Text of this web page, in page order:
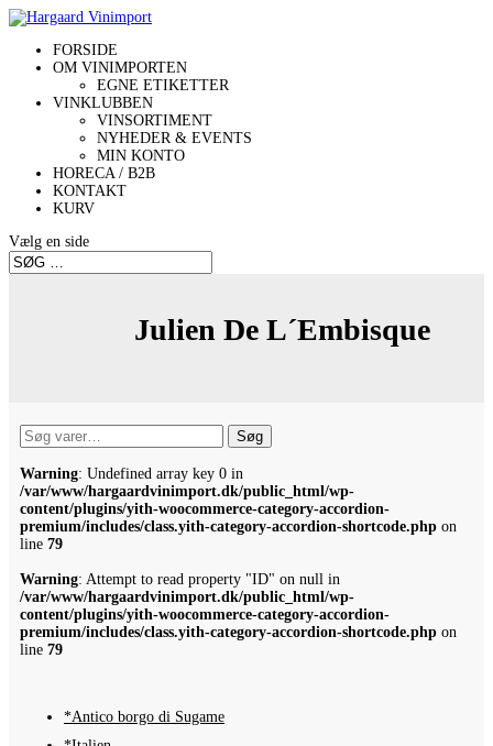
FORSIDE
OM VINIMPORTEN
EGNE ETIKETTER
VINKLUBBEN
VINSORTIMENT
NYHEDER & EVENTS
MIN KONTO
HORECA / B2B
KONTAKT
KURV
Vælg en side
Julien De L´Embisque
Søg
efter:
Søg
Warning: Undefined array key 0 in
/var/www/hargaardvinimport.dk/public_html/wp-
content/plugins/yith-woocommerce-category-accordion-
premium/includes/class.yith-category-accordion-shortcode.php on
line 79
Warning: Attempt to read property "ID" on null in
/var/www/hargaardvinimport.dk/public_html/wp-
content/plugins/yith-woocommerce-category-accordion-
premium/includes/class.yith-category-accordion-shortcode.php on
line 79
*Antico borgo di Sugame